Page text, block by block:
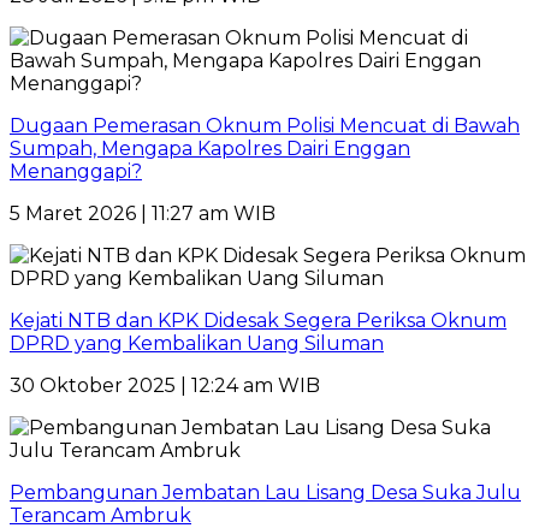
Dugaan Pemerasan Oknum Polisi Mencuat di Bawah
Sumpah, Mengapa Kapolres Dairi Enggan
Menanggapi?
5 Maret 2026 | 11:27 am WIB
Kejati NTB dan KPK Didesak Segera Periksa Oknum
DPRD yang Kembalikan Uang Siluman
30 Oktober 2025 | 12:24 am WIB
Pembangunan Jembatan Lau Lisang Desa Suka Julu
Terancam Ambruk